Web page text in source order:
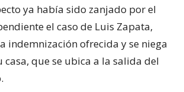
ya había sido zanjado por el
el caso de Luis Zapata,
indemnización ofrecida y se niega
casa, que se ubica a la salida del